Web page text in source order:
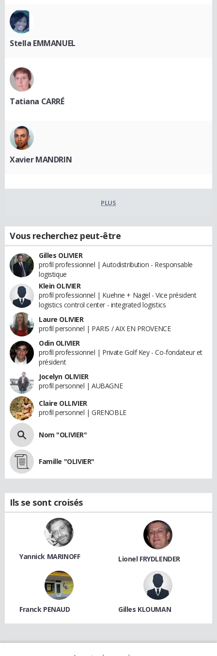
Stella EMMANUEL
Tatiana CARRÉ
Xavier MANDRIN
PLUS
Vous recherchez peut-être
Gilles OLIVIER
profil professionnel | Autodistribution - Responsable
logistique
Klein OLIVIER
profil professionnel | Kuehne + Nagel - Vice président
logistics control center - integrated logistics
Laure OLIVIER
profil personnel | PARIS / AIX EN PROVENCE
Odin OLIVIER
profil professionnel | Private Golf Key - Co-fondateur et
président
Jocelyn OLIVIER
profil personnel | AUBAGNE
Claire OLLIVIER
profil personnel | GRENOBLE
Nom "OLIVIER"
Famille "OLIVIER"
Ils se sont croisés
Yannick MARINOFF Lionel FRYDLENDER
Franck PENAUD Gilles KLOUMAN